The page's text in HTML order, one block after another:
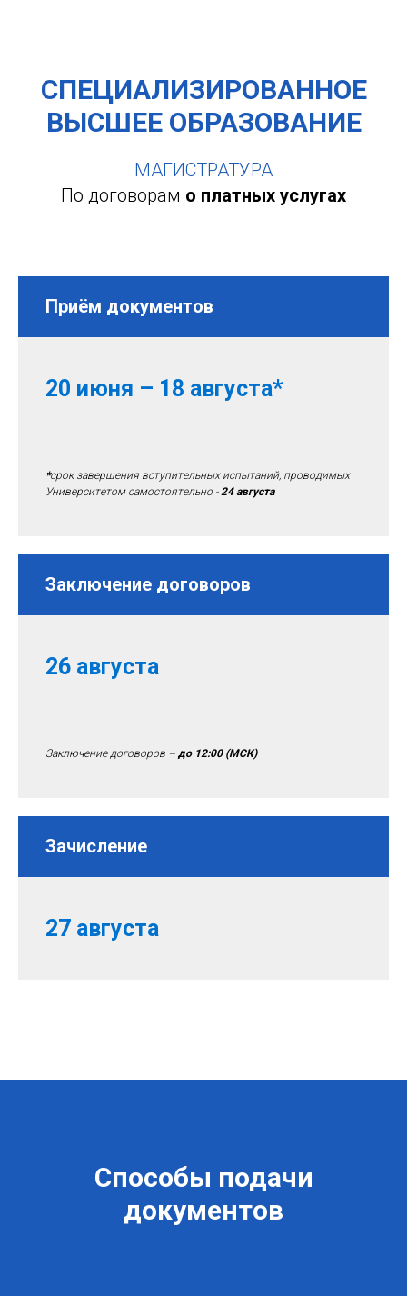
СПЕЦИАЛИЗИРОВАННОЕ
ВЫСШЕЕ ОБРАЗОВАНИЕ
МАГИСТРАТУРА
По договорам о платных услугах
Приём документов
20 июня – 18 августа*
*срок завершения вступительных испытаний, проводимых
Университетом самостоятельно -24 августа
Заключение договоров
26 августа
Заключение договоров – до 12:00 (МСК)
Зачисление
27 августа
Способы подачи
документов